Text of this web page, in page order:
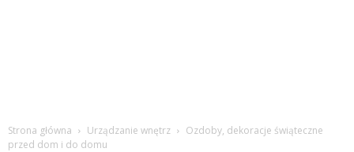
Strona główna Urządzanie wnętrz
Ozdoby, dekoracje świąteczne
przed dom i do domu